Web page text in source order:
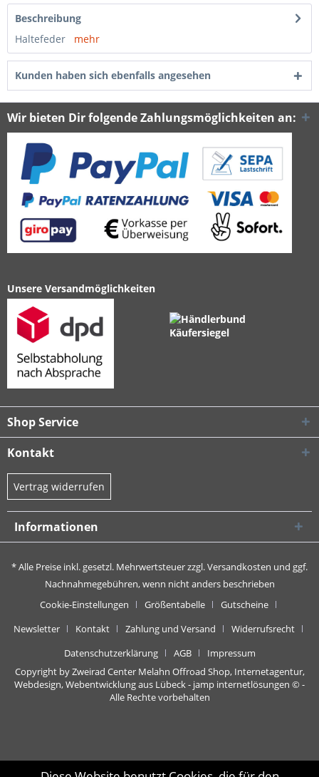
Beschreibung
Haltefeder mehr
Kunden haben sich ebenfalls angesehen
Wir bieten Dir folgende Zahlungsmöglichkeiten an:
Unsere Versandmöglichkeiten
Shop Service
Kontakt
Vertrag widerrufen
Informationen
* Alle Preise inkl. gesetzl. Mehrwertsteuer zzgl.Versandkosten und ggf.
Nachnahmegebühren, wenn nicht anders beschrieben
Cookie-Einstellungen
Größentabelle
Gutscheine
Newsletter
Kontakt Zahlung und Versand
Widerrufsrecht
Datenschutzerklärung
AGB
Impressum
Copyright by Zweirad Center Melahn Offroad Shop, Internetagentur,
Webdesign, Webentwicklung aus Lübeck - jamp internetlösungen © -
Alle Rechte vorbehalten